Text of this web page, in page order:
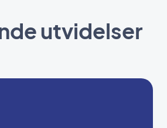
utvidelser